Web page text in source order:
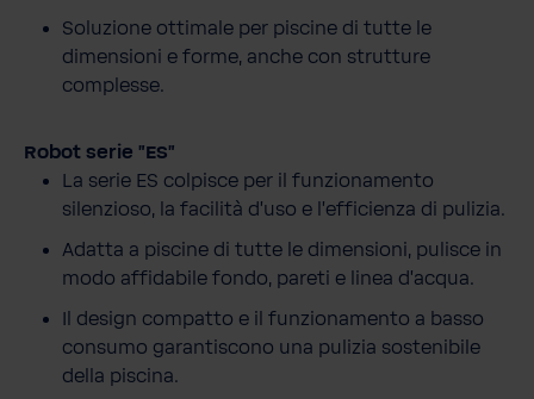
Soluzione ottimale per piscine di tutte le
dimensioni e forme, anche con strutture
complesse.
Robot serie "ES"
La serie ES colpisce per il funzionamento
silenzioso, la facilità d’uso e l’efficienza di pulizia.
Adatta a piscine di tutte le dimensioni, pulisce in
modo affidabile fondo, pareti e linea d’acqua.
Il design compatto e il funzionamento a basso
consumo garantiscono una pulizia sostenibile
della piscina.